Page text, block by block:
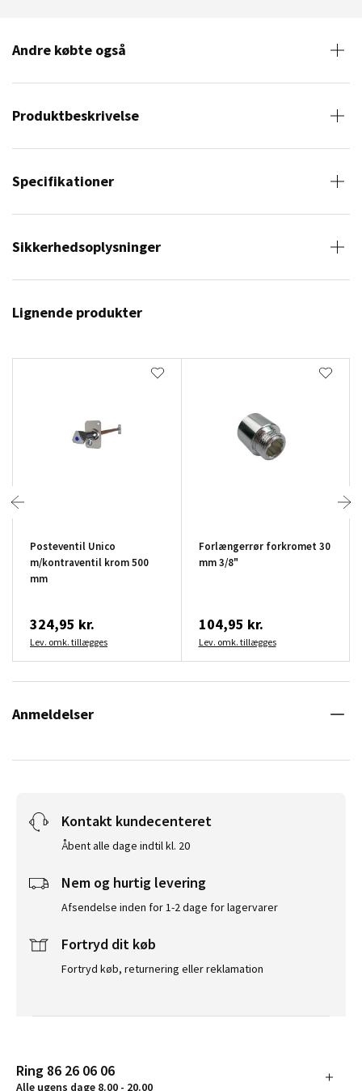
Andre købte også
Produktbeskrivelse
Specifikationer
Sikkerhedsoplysninger
Lignende produkter
Posteventil Unico
m/kontraventil krom 500
mm
324,95 kr.
Lev. omk. tillægges
Forlængerrør forkromet 30
mm 3/8"
104,95 kr.
Lev. omk. tillægges
Anmeldelser
Kontakt kundecenteret
Åbent alle dage indtil kl. 20
Nem og hurtig levering
Afsendelse inden for 1-2 dage for lagervarer
Fortryd dit køb
Fortryd køb, returnering eller reklamation
Ring 86 26 06 06
Alle ugens dage 8.00 - 20.00